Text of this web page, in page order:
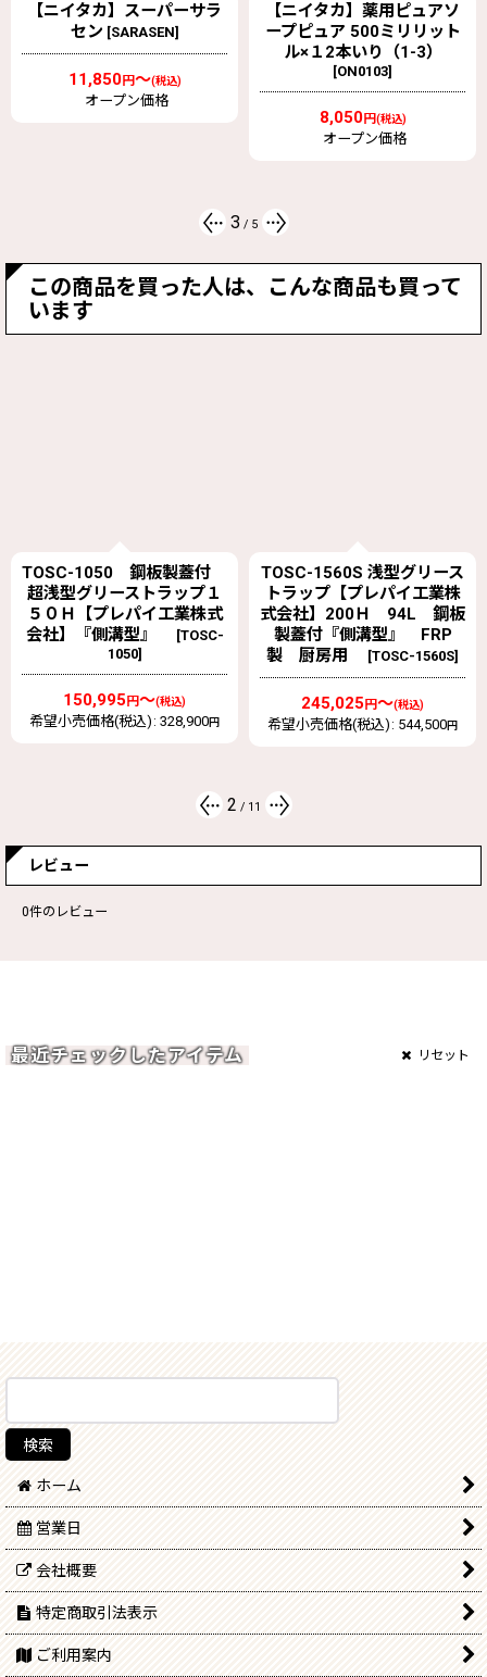
【ニイタカ】スーパーサラ
セン [SARASEN]
11,850円～(税込)
オープン価格
【ニイタカ】薬用ピュアソ
ープピュア 500ミリリット
ル×１2本いり（1-3）
[ON0103]
8,050円(税込)
オープン価格
3 / 5
この商品を買った人は、こんな商品も買って
います
TOSC-1050 鋼板製蓋付
超浅型グリーストラップ１
５０Ｈ【プレパイ工業株式
会社】『側溝型』
[TOSC-
1050]
150,995 円～(税込)
希望小売価格(税込) : 328,900円
TOSC-1560S 浅型グリース
トラップ【プレパイ工業株
式会社】200Ｈ 94L 鋼板
製蓋付『側溝型』 FRP
製 厨房用
[TOSC-1560S]
245,025 円～(税込)
希望小売価格(税込) : 544,500円
2 / 11
レビュー
0件のレビュー
最近チェックしたアイテム リセット
ホーム
営業日
会社概要
特定商取引法表示
ご利用案内